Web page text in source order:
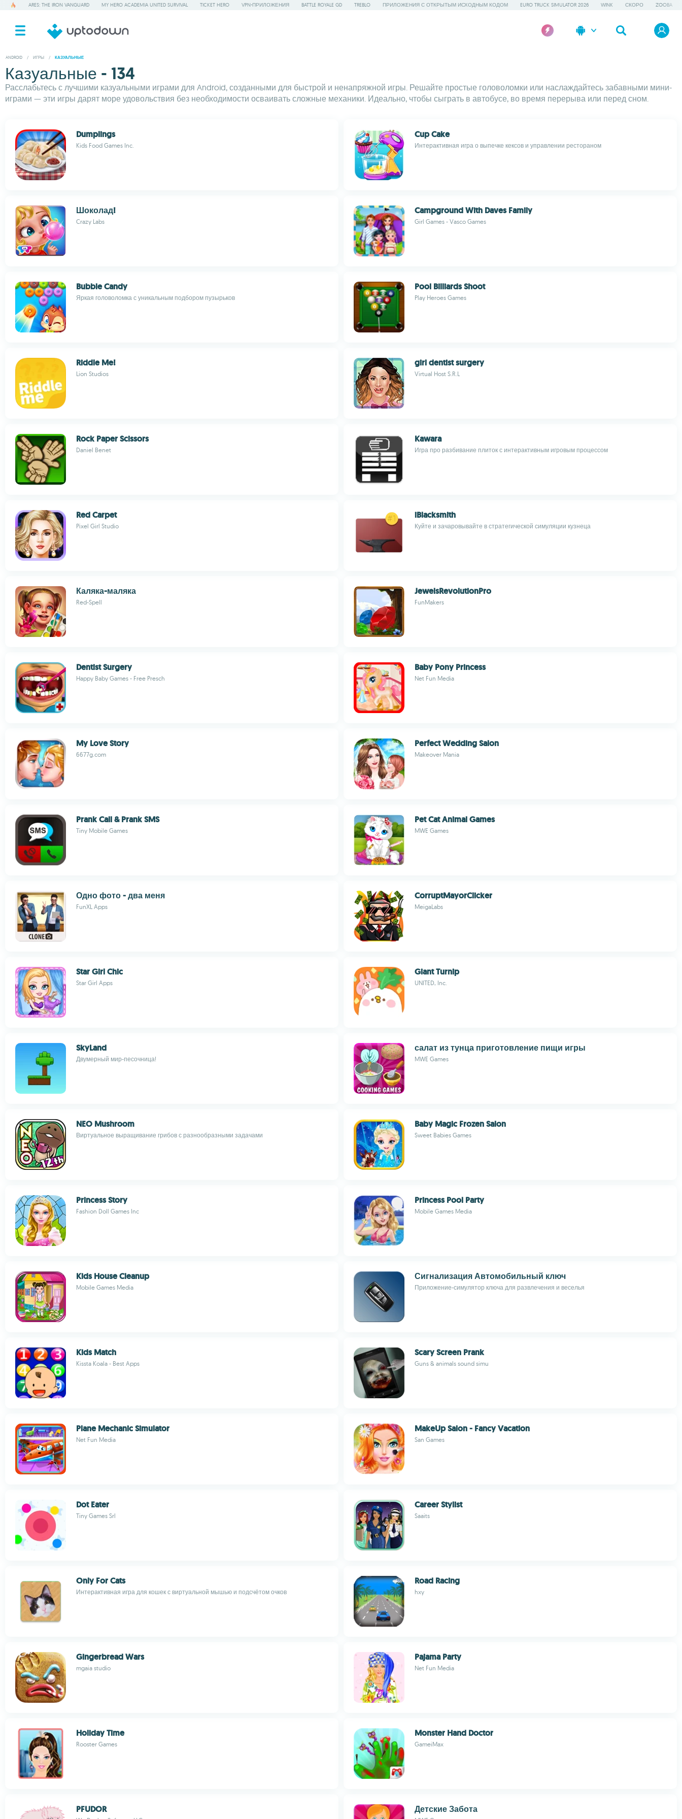
ARES: THE IRON VANGUARD MY HERO ACADEMIA UNITED SURVIVAL TICKET HERO VPN-ПРИЛОЖЕНИЯ BATTLE ROYALE GD TREBLO ПРИЛОЖЕНИЯ С ОТКРЫТЫМ ИСХОДНЫМ КОДОМ EURO TRUCK SIMULATOR 2026 WINK СКОРО ZOOBA
ANDROID / ИГРЫ / КАЗУАЛЬНЫЕ
Казуальные - 134
Расслабьтесь с лучшими казуальными играми для Android, созданными для быстрой и ненапряжной игры. Решайте простые головоломки или наслаждайтесь забавными мини-
играми — эти игры дарят море удовольствия без необходимости осваивать сложные механики. Идеально, чтобы сыграть в автобусе, во время перерыва или перед сном.
Dumplings
Kids Food Games Inc.
Cup Cake
Интерактивная игра о выпечке кексов и управлении рестораном
Шоколад!
Crazy Labs
Campground With Daves Family
Girl Games - Vasco Games
Bubble Candy
Яркая головоломка с уникальным подбором пузырьков
Pool Billiards Shoot
Play Heroes Games
Riddle Me!
Lion Studios
girl dentist surgery
Virtual Host S.R.L
Rock Paper Scissors
Daniel Benet
Kawara
Игра про разбивание плиток с интерактивным игровым процессом
Red Carpet
Pixel Girl Studio
iBlacksmith
Куйте и зачаровывайте в стратегической симуляции кузнеца
Каляка-маляка
Red-Spell
JewelsRevolutionPro
FunMakers
Dentist Surgery
Happy Baby Games - Free Presch
Baby Pony Princess
Net Fun Media
My Love Story
6677g.com
Perfect Wedding Salon
Makeover Mania
Prank Call & Prank SMS
Tiny Mobile Games
Pet Cat Animal Games
MWE Games
Одно фото - два меня
FunXL Apps
CorruptMayorClicker
MeigaLabs
Star Girl Chic
Star Girl Apps
Giant Turnip
UNITED, Inc.
SkyLand
Двумерный мир-песочница!
салат из тунца приготовление пищи игры
MWE Games
NEO Mushroom
Виртуальное выращивание грибов с разнообразными задачами
Baby Magic Frozen Salon
Sweet Babies Games
Princess Story
Fashion Doll Games Inc
Princess Pool Party
Mobile Games Media
Kids House Cleanup
Mobile Games Media
Сигнализация Автомобильный ключ
Приложение-симулятор ключа для развлечения и веселья
Kids Match
Kissta Koala - Best Apps
Scary Screen Prank
Guns & animals sound simu
Plane Mechanic Simulator
Net Fun Media
MakeUp Salon - Fancy Vacation
San Games
Dot Eater
Tiny Games Srl
Career Stylist
Saaits
Only For Cats
Интерактивная игра для кошек с виртуальной мышью и подсчётом очков
Road Racing
hxy
Gingerbread Wars
mgaia studio
Pajama Party
Net Fun Media
Holiday Time
Rooster Games
Monster Hand Doctor
GameiMax
PFUDOR Детские Забота